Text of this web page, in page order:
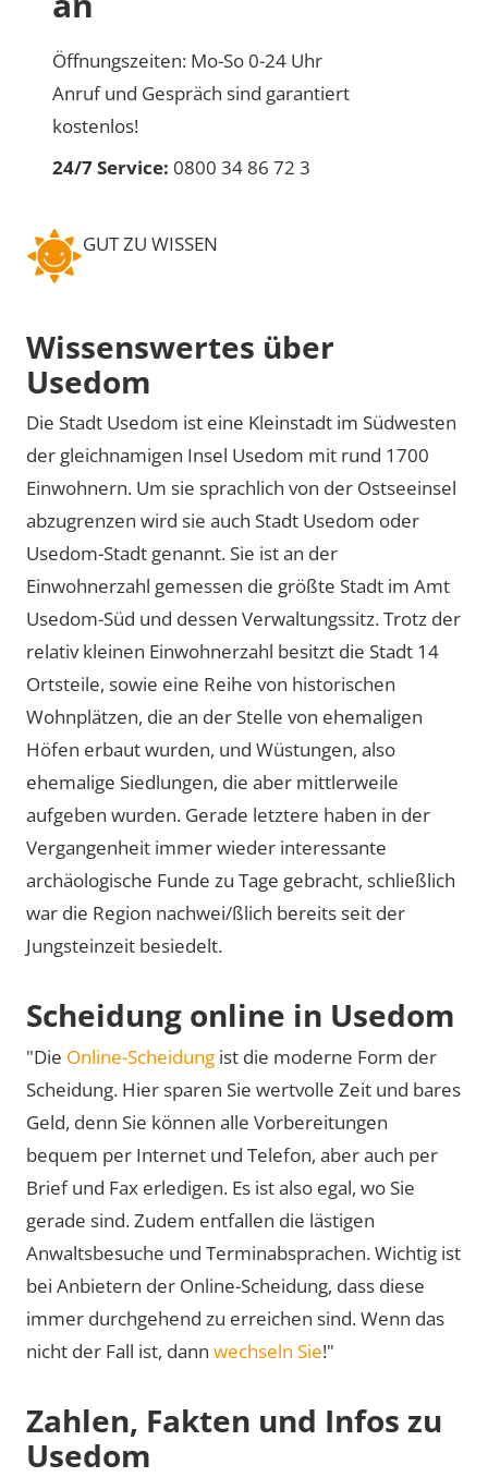
Öffnungszeiten: Mo-So 0-24 Uhr
Anruf und Gespräch sind garantiert
kostenlos!
24/7 Service: 0800 34 86 72 3
GUT ZU WISSEN
Wissenswertes über
Usedom
Die Stadt Usedom ist eine Kleinstadt im Südwesten
der gleichnamigen Insel Usedom mit rund 1700
Einwohnern. Um sie sprachlich von der Ostseeinsel
abzugrenzen wird sie auch Stadt Usedom oder
Usedom-Stadt genannt. Sie ist an der
Einwohnerzahl gemessen die größte Stadt im Amt
Usedom-Süd und dessen Verwaltungssitz. Trotz der
relativ kleinen Einwohnerzahl besitzt die Stadt 14
Ortsteile, sowie eine Reihe von historischen
Wohnplätzen, die an der Stelle von ehemaligen
Höfen erbaut wurden, und Wüstungen, also
ehemalige Siedlungen, die aber mittlerweile
aufgeben wurden. Gerade letztere haben in der
Vergangenheit immer wieder interessante
archäologische Funde zu Tage gebracht, schließlich
war die Region nachwei/ßlich bereits seit der
Jungsteinzeit besiedelt.
Scheidung online in Usedom
"Die Online-Scheidung ist die moderne Form der
Scheidung. Hier sparen Sie wertvolle Zeit und bares
Geld, denn Sie können alle Vorbereitungen
bequem per Internet und Telefon, aber auch per
Brief und Fax erledigen. Es ist also egal, wo Sie
gerade sind. Zudem entfallen die lästigen
Anwaltsbesuche und Terminabsprachen. Wichtig ist
bei Anbietern der Online-Scheidung, dass diese
immer durchgehend zu erreichen sind. Wenn das
nicht der Fall ist, dann wechseln Sie!"
Zahlen, Fakten und Infos zu
Usedom